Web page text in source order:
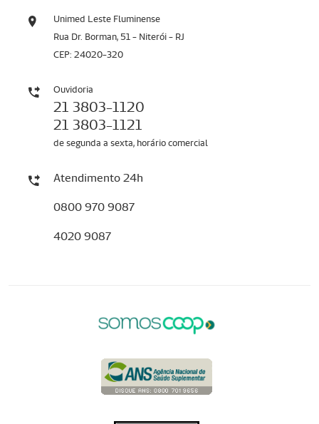
Unimed Leste Fluminense
Rua Dr. Borman, 51 - Niterói - RJ
CEP: 24020-320
Ouvidoria
21 3803-1120
21 3803-1121
de segunda a sexta, horário comercial
Atendimento 24h
0800 970 9087
4020 9087